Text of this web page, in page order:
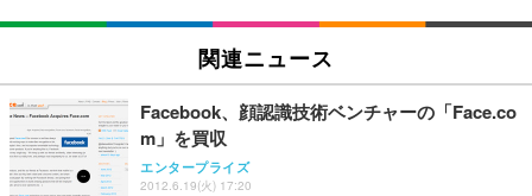
関連ニュース
Facebook、顔認識技術ベンチャーの「Face.co
m」を買収
エンタープライズ
2012.6.19(火) 17:20